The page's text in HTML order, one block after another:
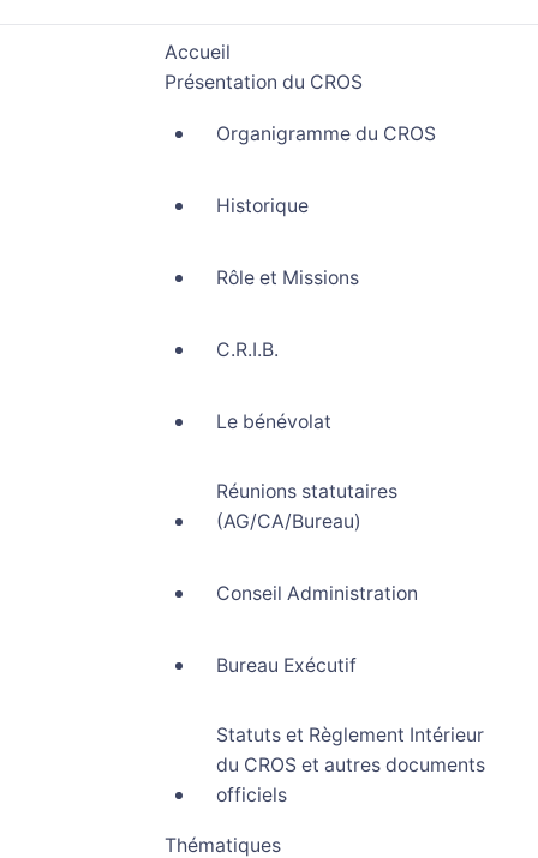
Accueil
Présentation du CROS
Organigramme du CROS
Historique
Rôle et Missions
C.R.I.B.
Le bénévolat
Réunions statutaires
(AG/CA/Bureau)
Conseil Administration
Bureau Exécutif
Statuts et Règlement Intérieur
du CROS et autres documents
officiels
Thématiques